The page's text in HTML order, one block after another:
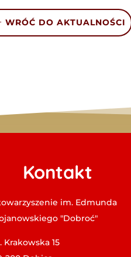
WRÓĆ DO AKTUALNOŚCI
Kontakt
im. Edmunda
"Dobroć"
Krakowska 15